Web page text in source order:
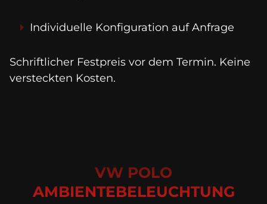
Individuelle Konfiguration auf Anfrage
Schriftlicher Festpreis vor dem Termin. Keine
versteckten Kosten.
VW POLO
AMBIENTEBELEUCHTUNG